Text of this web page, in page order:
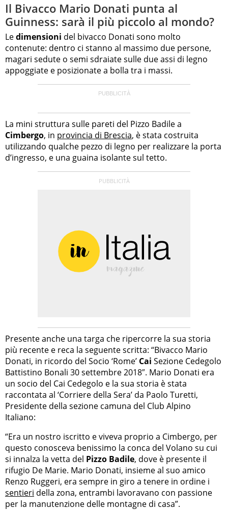
Il Bivacco Mario Donati punta al
Guinness: sarà il più piccolo al mondo?
Ledimensioni del bivacco Donati sono molto
contenute: dentro ci stanno al massimo due persone,
magari sedute o semi sdraiate sulle due assi di legno
appoggiate e posizionate a bolla tra i massi.
La mini struttura sulle pareti del Pizzo Badile a
Cimbergo, in provincia di Brescia, è stata costruita
utilizzando qualche pezzo di legno per realizzare la porta
d’ingresso, e una guaina isolante sul tetto.
Presente anche una targa che ripercorre la sua storia
più recente e reca la seguente scritta: “Bivacco Mario
Donati, in ricordo del Socio ‘Rome’ Cai Sezione Cedegolo
Battistino Bonali 30 settembre 2018″. Mario Donati era
un socio del Cai Cedegolo e la sua storia è stata
raccontata al ‘Corriere della Sera’ da Paolo Turetti,
Presidente della sezione camuna del Club Alpino
Italiano:
“Era un nostro iscritto e viveva proprio a Cimbergo, per
questo conosceva benissimo la conca del Volano su cui
si innalza la vetta del Pizzo Badile, dove è presente il
rifugio De Marie. Mario Donati, insieme al suo amico
Renzo Ruggeri, era sempre in giro a tenere in ordine i
sentieri della zona, entrambi lavoravano con passione
per la manutenzione delle montagne di casa”.